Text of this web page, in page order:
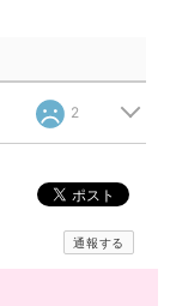
2
通報する